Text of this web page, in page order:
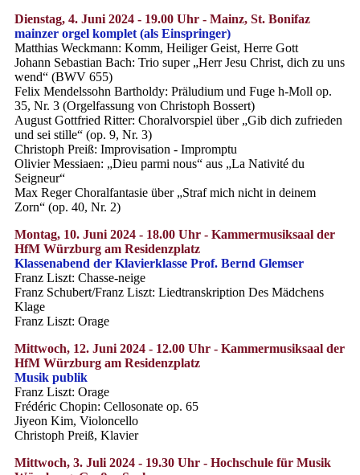
Dienstag, 4. Juni 2024 - 19.00 Uhr - Mainz, St. Bonifaz
mainzer orgel komplet (als Einspringer)
Matthias Weckmann: Komm, Heiliger Geist, Herre Gott
Johann Sebastian Bach: Trio super „Herr Jesu Christ, dich zu uns
wend“ (BWV 655)
Felix Mendelssohn Bartholdy: Präludium und Fuge h-Moll op.
35, Nr. 3 (Orgelfassung von Christoph Bossert)
August Gottfried Ritter: Choralvorspiel über „Gib dich zufrieden
und sei stille“ (op. 9, Nr. 3)
Christoph Preiß: Improvisation - Impromptu
Olivier Messiaen: „Dieu parmi nous“ aus „La Nativité du
Seigneur“
Max Reger Choralfantasie über „Straf mich nicht in deinem
Zorn“ (op. 40, Nr. 2)
Montag, 10. Juni 2024 - 18.00 Uhr - Kammermusiksaal der
HfM Würzburg am Residenzplatz
Klassenabend der Klavierklasse Prof. Bernd Glemser
Franz Liszt: Chasse-neige
Franz Schubert/Franz Liszt: Liedtranskription Des Mädchens
Klage
Franz Liszt: Orage
Mittwoch, 12. Juni 2024 - 12.00 Uhr - Kammermusiksaal der
HfM Würzburg am Residenzplatz
Musik publik
Franz Liszt: Orage
Frédéric Chopin: Cellosonate op. 65
Jiyeon Kim, Violoncello
Christoph Preiß, Klavier
Mittwoch, 3. Juli 2024 - 19.30 Uhr - Hochschule für Musik